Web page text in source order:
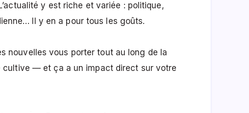
y est riche et variée : politique,
Il y en a pour tous les goûts.
nouvelles vous porter tout au long de la
cultive — et ça a un impact direct sur votre